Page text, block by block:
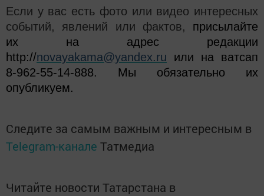
Если у вас есть фото или видео интересных
событий, явлений или фактов, присылайте
их на адрес редакции
http://novayakama@yandex.ru или на ватсап
8-962-55-14-888. Мы обязательно их
опубликуем.
Следите за самым важным и интересным в
Telegram-канале Татмедиа
Читайте новости Татарстана в